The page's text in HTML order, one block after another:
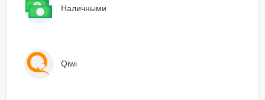
Наличными
Qiwi